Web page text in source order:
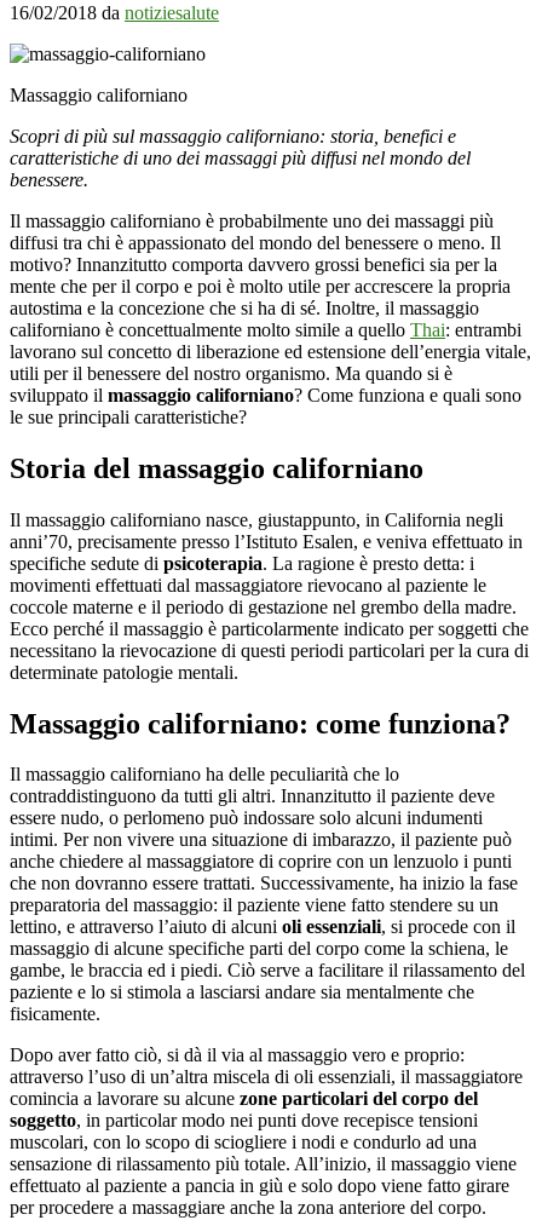
16/02/2018 da notiziesalute
Massaggio californiano
Scopri di più sul massaggio californiano: storia, benefici e
caratteristiche di uno dei massaggi più diffusi nel mondo del
benessere.
Il massaggio californiano è probabilmente uno dei massaggi più
diffusi tra chi è appassionato del mondo del benessere o meno. Il
motivo? Innanzitutto comporta davvero grossi benefici sia per la
mente che per il corpo e poi è molto utile per accrescere la propria
autostima e la concezione che si ha di sé. Inoltre, il massaggio
californiano è concettualmente molto simile a quello Thai: entrambi
lavorano sul concetto di liberazione ed estensione dell’energia vitale,
utili per il benessere del nostro organismo. Ma quando si è
sviluppato il massaggio californiano? Come funziona e quali sono
le sue principali caratteristiche?
Storia del massaggio californiano
Il massaggio californiano nasce, giustappunto, in California negli
anni’70, precisamente presso l’Istituto Esalen, e veniva effettuato in
specifiche sedute di psicoterapia. La ragione è presto detta: i
movimenti effettuati dal massaggiatore rievocano al paziente le
coccole materne e il periodo di gestazione nel grembo della madre.
Ecco perché il massaggio è particolarmente indicato per soggetti che
necessitano la rievocazione di questi periodi particolari per la cura di
determinate patologie mentali.
Massaggio californiano: come funziona?
Il massaggio californiano ha delle peculiarità che lo
contraddistinguono da tutti gli altri. Innanzitutto il paziente deve
essere nudo, o perlomeno può indossare solo alcuni indumenti
intimi. Per non vivere una situazione di imbarazzo, il paziente può
anche chiedere al massaggiatore di coprire con un lenzuolo i punti
che non dovranno essere trattati. Successivamente, ha inizio la fase
preparatoria del massaggio: il paziente viene fatto stendere su un
lettino, e attraverso l’aiuto di alcuni oli essenziali, si procede con il
massaggio di alcune specifiche parti del corpo come la schiena, le
gambe, le braccia ed i piedi. Ciò serve a facilitare il rilassamento del
paziente e lo si stimola a lasciarsi andare sia mentalmente che
fisicamente.
Dopo aver fatto ciò, si dà il via al massaggio vero e proprio:
attraverso l’uso di un’altra miscela di oli essenziali, il massaggiatore
comincia a lavorare su alcune zone particolari del corpo del
soggetto, in particolar modo nei punti dove recepisce tensioni
muscolari, con lo scopo di sciogliere i nodi e condurlo ad una
sensazione di rilassamento più totale. All’inizio, il massaggio viene
effettuato al paziente a pancia in giù e solo dopo viene fatto girare
per procedere a massaggiare anche la zona anteriore del corpo.